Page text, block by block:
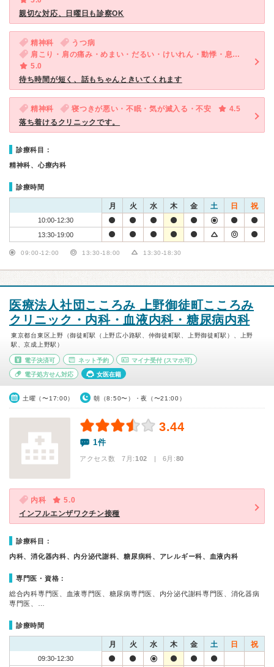
親切な対応、日曜日も診察OK
精神科
うつ病
肩こり・肩の痛み・めまい・だるい・けいれん・動悸・息切れ・体調不良・寝つきが悪い・不眠・急性の下痢・気が滅入る・不安・物忘れがひどい
5.0
待ち時間が短く、話もちゃんときいてくれます
精神科 寝つきが悪い・不眠・気が滅入る・不安
4.5
落ち着けるクリニックです。
診療科目：
精神科、心療内科
診療時間
月 火 水 木 金 土 日 祝
10:00-12:30
13:30-19:00
09:00-12:00 13:30-18:00 13:30-18:30
医療法人社団こころみ 上野御徒町こころみ
クリニック・内科・血液内科・糖尿病内科
東京都台東区上野（御徒町駅（上野広小路駅、仲御徒町駅、上野御徒町駅）、上野
駅、京成上野駅）
電子決済可 ネット予約 マイナ受付 (スマホ可)
電子処方せん対応 女医在籍
土曜（〜17:00） 朝（8:50〜）・夜（〜21:00）
3.44
1件
アクセス数 7月:102 | 6月:80
内科
5.0
インフルエンザワクチン接種
診療科目：
内科、消化器内科、内分泌代謝科、糖尿病科、アレルギー科、血液内科
専門医・資格：
総合内科専門医、血液専門医、糖尿病専門医、内分泌代謝科専門医、消化器病
専門医、…
診療時間
月 火 水 木 金 土 日 祝
09:30-12:30